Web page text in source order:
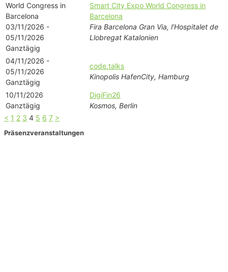
03/11/2026 -
05/11/2026
Ganztägig
Smart City Expo World Congress in
Barcelona
Fira Barcelona Gran Via, l'Hospitalet de
Llobregat Katalonien
04/11/2026 -
05/11/2026
Ganztägig
code.talks
Kinopolis HafenCity, Hamburg
10/11/2026
Ganztägig
DigiFin26
Kosmos, Berlin
< 1 2 3 4 5 6 7 >
Präsenzveranstaltungen